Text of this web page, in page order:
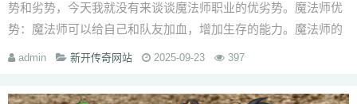
势和劣势，今天我就没有来谈谈魔法师职业的优劣势。魔法师优
势：魔法师可以给自己和队友加血，增加生存的能力。魔法师的
生存能力是职业中···
admin 新开传奇网站 2025-09-23 397